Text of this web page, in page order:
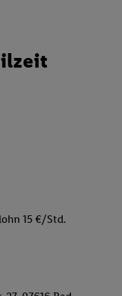
15 €/Std.